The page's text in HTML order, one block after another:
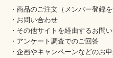
・商品のご注文（メンバー登録を
・お問い合わせ
・その他サイトを経由するお問
・アンケート調査でのご回答
・企画やキャンペーンなどのお